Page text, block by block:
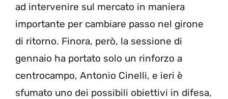
ad intervenire sul mercato in maniera
importante per cambiare passo nel girone
di ritorno. Finora, però, la sessione di
gennaio ha portato solo un rinforzo a
centrocampo, Antonio Cinelli, e ieri è
sfumato uno dei possibili obiettivi in difesa,